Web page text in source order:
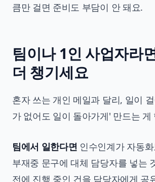
큼만 걸면 준비도 부담이 안 돼요.
팀이나 1인 사업자라
더 챙기세요
혼자 쓰는 개인 메일과 달리, 일이
가 없어도 일이 돌아가게' 만드는 게
팀에서 일한다면 인수인계가 자동
부재중 문구에 대체 담당자를 넣는
전에 진행 중인 건을 담당자에게 공